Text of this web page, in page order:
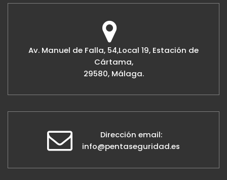
Av. Manuel de Falla, 54,Local 19, Estación de
Cártama,
29580, Málaga.
Dirección email:
info@pentaseguridad.es